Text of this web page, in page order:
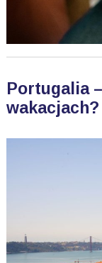
Portugalia
wakacjach?